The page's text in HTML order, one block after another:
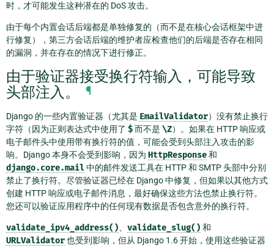
时，才可能发生这种潜在的 DoS 攻击。
由于每个内置会话后端都是单独修复的（而不是在核心会话框架中进
行修复），第三方会话后端的维护者应检查他们的后端是否存在相同
的漏洞，并在存在的情况下进行修正。
由于验证器接受换行符输入，可能导致
头部注入。
¶
Django 的一些内置验证器（尤其是 EmailValidator）没有禁止换行
字符（因为正则表达式中使用了 $而不是 \Z）。如果在 HTTP 响应或
电子邮件头中使用带有换行符的值，可能会受到头部注入攻击的影
响。Django 本身不会受到影响，因为 HttpResponse和
django.core.mail中的邮件发送工具在 HTTP 和 SMTP 头部中分别
禁止了换行符。尽管验证器已经在 Django 中修复，但如果以其他方式
创建 HTTP 响应或电子邮件消息，最好确保这些方法也禁止换行符。
您还可以验证应用程序中的任何现有数据是否包含意外的换行符。
validate_ipv4_address() validate_slug() 和
URLValidator也受到影响，但从 Django 1.6 开始，使用这些验证器